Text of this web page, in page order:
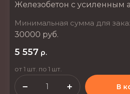
Железобетон с усиленным
Минимальная сумма для
30000 руб.
5 557 р.
от 1 шт. по 1 шт.
В